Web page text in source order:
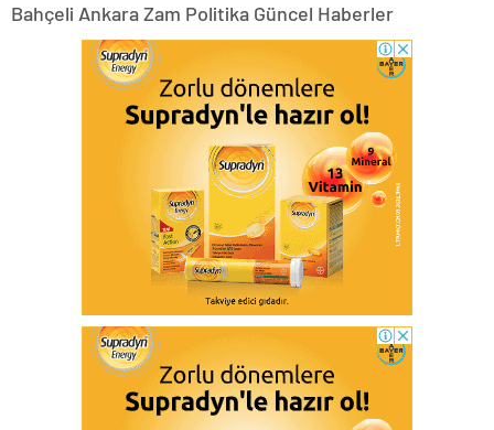
Bahçeli Ankara Zam Politika Güncel Haberler